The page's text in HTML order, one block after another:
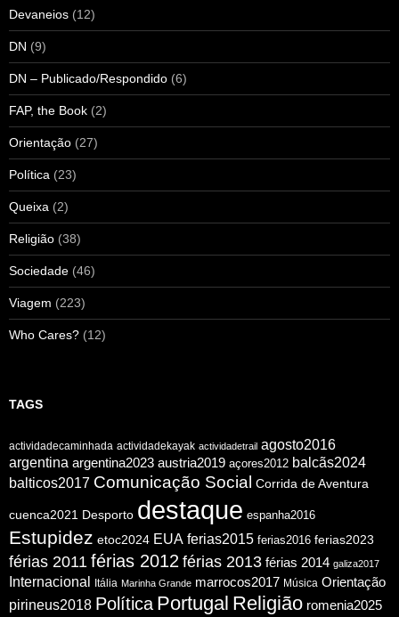
Devaneios (12)
DN (9)
DN – Publicado/Respondido (6)
FAP, the Book (2)
Orientação (27)
Política (23)
Queixa (2)
Religião (38)
Sociedade (46)
Viagem (223)
Who Cares? (12)
TAGS
actividadecaminhada actividadekayak actividadetrail agosto2016
argentina argentina2023 austria2019 açores2012 balcãs2024
balticos2017 Comunicação Social Corrida de Aventura
cuenca2021 Desporto destaque espanha2016
Estupidez etoc2024 EUA ferias2015 ferias2016 ferias2023
férias 2011 férias 2012 férias 2013 férias 2014 galiza2017
Internacional Itália Marinha Grande marrocos2017 Música Orientação
pirineus2018 Política Portugal Religião romenia2025